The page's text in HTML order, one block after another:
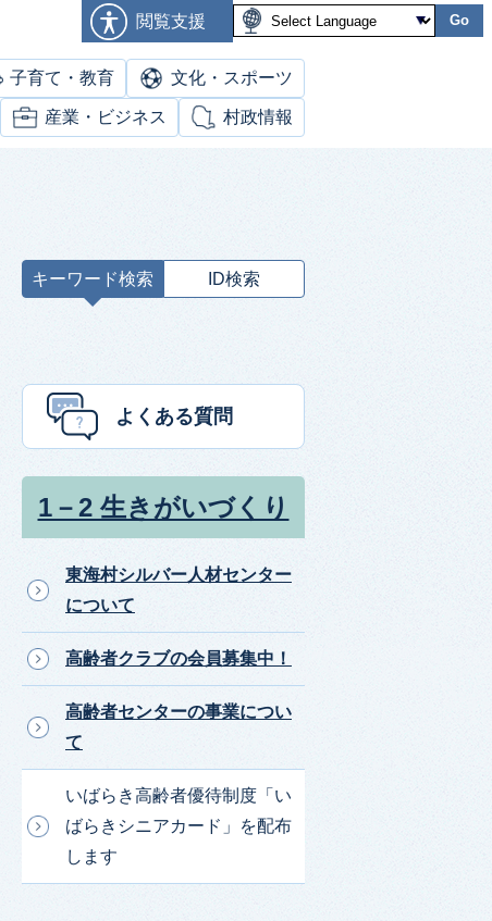
閲覧支援 Go
子育て・教育 文化・スポーツ
産業・ビジネス 村政情報
キーワード検索 ID検索
ー
よくある質問
1－2 生きがいづくり
東海村シルバー人材センター
について
高齢者クラブの会員募集中！
高齢者センターの事業につい
て
いばらき高齢者優待制度「い
ばらきシニアカード」を配布
します